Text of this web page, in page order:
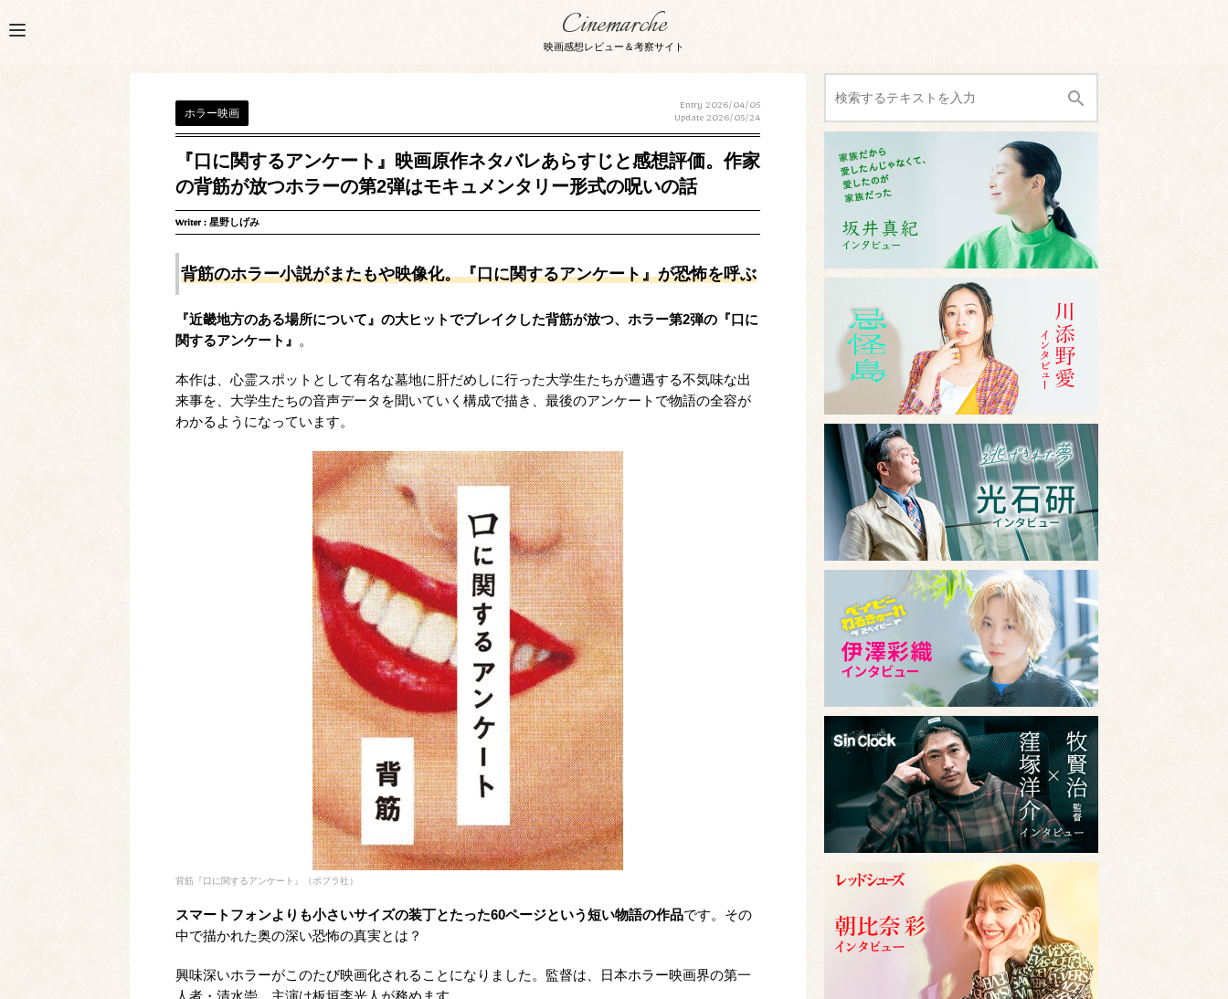
Cinemarche
映画感想レビュー＆考察サイト
ホラー映画
Entry 2026/04/05
Update 2026/05/24
『口に関するアンケート』映画原作ネタバレあらすじと感想評価。作家
の背筋が放つホラーの第2弾はモキュメンタリー形式の呪いの話
Writer : 星野しげみ
背筋のホラー小説がまたもや映像化。『口に関するアンケート』が恐怖を呼ぶ
『近畿地方のある場所について』の大ヒットでブレイクした背筋が放つ、ホラー第2弾の『口に
関するアンケート』
。
本作は、心霊スポットとして有名な墓地に肝だめしに行った大学生たちが遭遇する不気味な出
来事を、大学生たちの音声データを聞いていく構成で描き、最後のアンケートで物語の全容が
わかるようになっています。
背筋『口に関するアンケート』（ポプラ社）
スマートフォンよりも小さいサイズの装丁とたった60ページという短い物語の作品です。その
中で描かれた奥の深い恐怖の真実とは？
興味深いホラーがこのたび映画化されることになりました。監督は、日本ホラー映画界の第一